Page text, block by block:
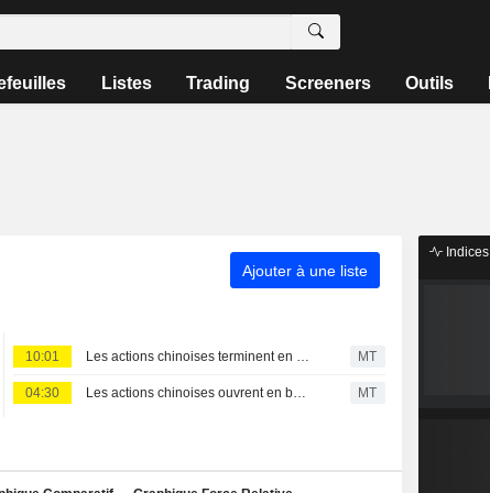
Listes Trading Screeners Outils
Ajouter à une liste
10:01 Les actions chinoises terminent en ordre dispersé : le repli de la tech compense la hausse des matières premières et de l'or ; Fuji-Ta Bicycle bondit de 115 % MT
04:30 Les actions chinoises ouvrent en baisse, plombées par le secteur technologique MT
Indices